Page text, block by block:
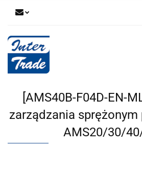
[AMS40B-F04D-EN-
zarządzania
AMS20/30/